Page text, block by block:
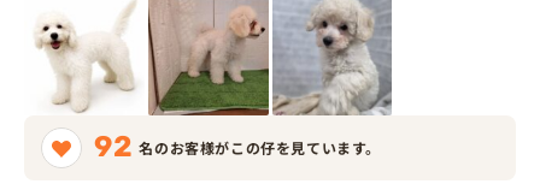
92 名のお客様がこの仔を見ています。